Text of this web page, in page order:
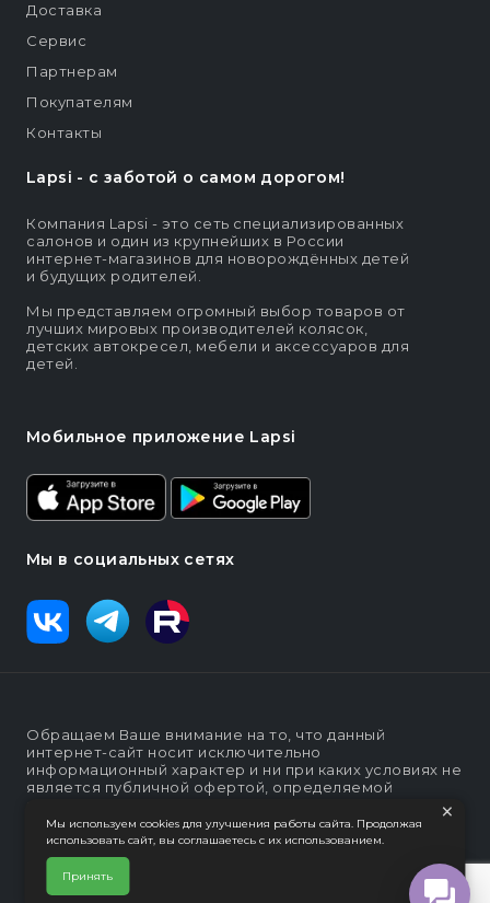
Lapsi - c заботой о самом дорогом!
Компания Lapsi - это сеть специализированных
салонов и один из крупнейших в России
интернет-магазинов для новорождённых детей
и будущих родителей.
Мы представляем огромный выбор товаров от
лучших мировых производителей колясок,
детских автокресел, мебели и аксессуаров для
детей.
Мобильное приложение Lapsi
Мы в социальных сетях
Доставка
Сервис
Партнерам
Покупателям
Контакты
Обращаем Ваше внимание на то, что данный
интернет-сайт носит исключительно
информационный характер и ни при каких условиях не
является публичной офертой, определяемой
положениями статьи п. 2 ст. 437 Гражданского кодекса
Российской Федерации
Политика конфеденциальности
Интернет-магазин "Lapsi".
×
Мы используем cookies для улучшения работы сайта. Продолжая
использовать сайт, вы соглашаетесь с их использованием.
Принять